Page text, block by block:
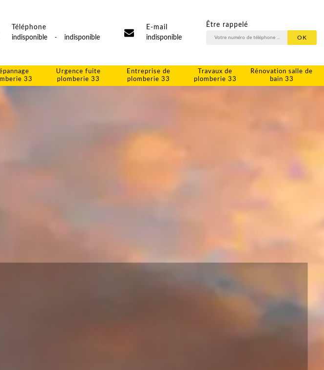
Téléphone
indisponible
- indisponible
E-mail
indisponible
Être rappelé
33
Urgence fuite
plomberie 33
Entreprise de
plomberie 33
Travaux de
plomberie 33
Rénovation salle de
bain 33